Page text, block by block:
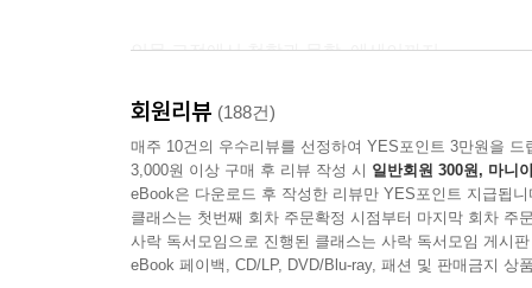
인문 고전에서 철학과 문학, 에세이까지
저자인 전승환 작가는 지난 7년간 카카오스토
소개해왔다. 매주 그가 전하는 문장에 공감하고
이가 열렬하게 호응하는 것일까? 저자는 그 이유를
“좋은 글을 읽고 있으면 마법의 주문을 외우는 것
회원리뷰 (188건)
매주 10건의 우수리뷰를 선정하여 YES포인트 3만원을 드
3,000원 이상 구매 후 리뷰 작성 시 일반회원 300원, 마니
eBook은 다운로드 후 작성한 리뷰만 YES포인트 지급됩니
클래스는 첫번째 회차 주문확정 시점부터 마지막 회차 주
사락 독서모임으로 진행된 클래스는 사락 독서모임 게시
eBook 페이백, CD/LP, DVD/Blu-ray, 패션 및 판매금지 상